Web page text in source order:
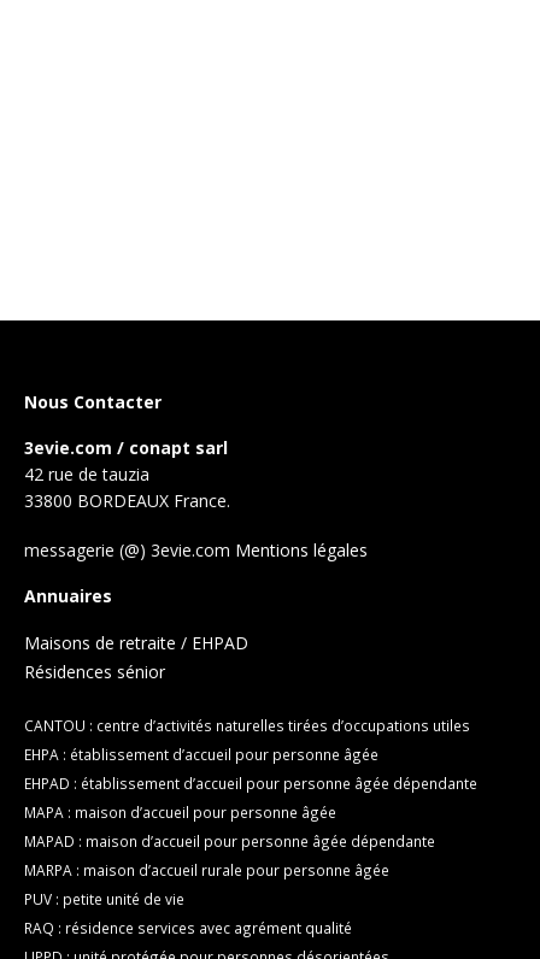
Nous Contacter
3evie.com / conapt sarl
42 rue de tauzia
33800 BORDEAUX France.
messagerie (@) 3evie.com Mentions légales
Annuaires
Maisons de retraite / EHPAD
Résidences sénior
CANTOU : centre d’activités naturelles tirées d’occupations utiles
EHPA : établissement d’accueil pour personne âgée
EHPAD : établissement d’accueil pour personne âgée dépendante
MAPA : maison d’accueil pour personne âgée
MAPAD : maison d’accueil pour personne âgée dépendante
MARPA : maison d’accueil rurale pour personne âgée
PUV : petite unité de vie
RAQ : résidence services avec agrément qualité